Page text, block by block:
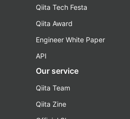
Qiita Tech Festa
Qiita Award
Engineer White Paper
API
Our service
Qiita Team
Qiita Zine